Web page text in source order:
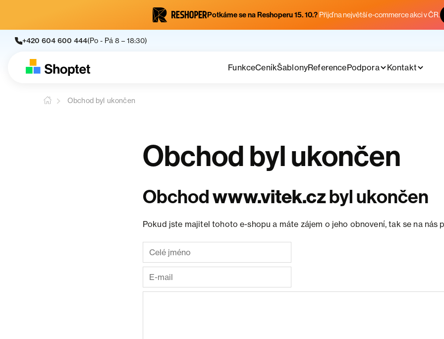
Potkáme se na Reshoperu 15. 10.? Přijď na největší e-commerce akci v ČR.
+420 604 600 444(Po - Pá 8 – 18:30)
FunkceCeníkŠablonyReferencePodpora Kontakt
Obchod byl ukončen
Obchod byl ukončen
Obchodwww.vitek.czbyl ukončen
Pokud jste majitel tohoto e-shopu a máte zájem o jeho obnovení, tak se na nás